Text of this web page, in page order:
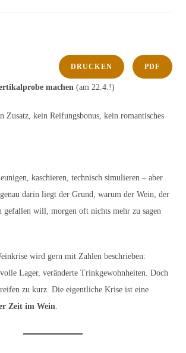
DRUCKEN PDF
machen (am 22.4.!)
Zusatz, kein Reifungsbonus, kein romantisches
kaschieren, technisch simulieren – aber
darin liegt der Grund, warum der Wein, der
gefallen will, morgen oft nichts mehr zu sagen
wird gern mit Zahlen beschrieben:
Lager, veränderte Trinkgewohnheiten. Doch
zu kurz. Die eigentliche Krise ist eine
Zeit im Wein.